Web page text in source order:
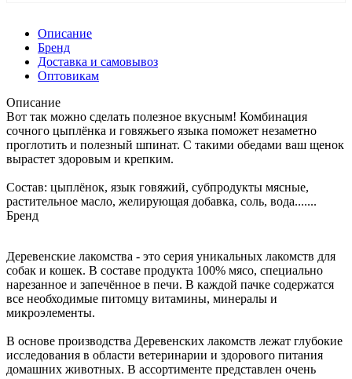
Описание
Бренд
Доставка и самовывоз
Оптовикам
Описание
Вот так можно сделать полезное вкусным! Комбинация
сочного цыплёнка и говяжьего языка поможет незаметно
проглотить и полезный шпинат. С такими обедами ваш щенок
вырастет здоровым и крепким.
Состав: цыплёнок, язык говяжий, субпродукты мясные,
растительное масло, желирующая добавка, соль, вода.......
Бренд
Деревенские лакомства - это серия уникальных лакомств для
собак и кошек. В составе продукта 100% мясо, специально
нарезанное и запечённое в печи. В каждой пачке содержатся
все необходимые питомцу витамины, минералы и
микроэлементы.
В основе производства Деревенских лакомств лежат глубокие
исследования в области ветеринарии и здорового питания
домашних животных. В ассортименте представлен очень